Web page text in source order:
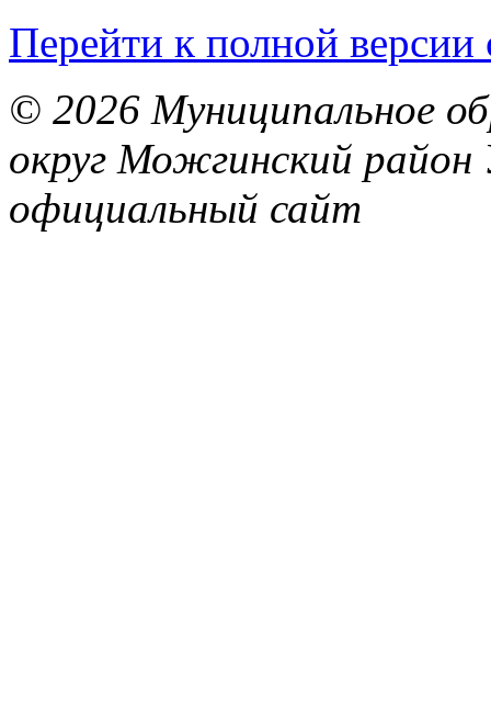
Перейти к полной версии
© 2026 Муниципальное
округ Можгинский район
официальный сайт